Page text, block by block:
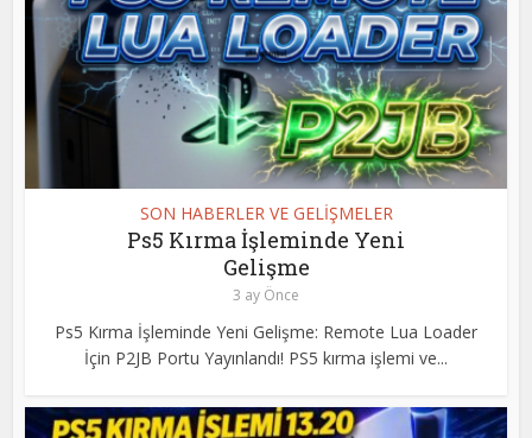
SON HABERLER VE GELİŞMELER
Ps5 Kırma İşleminde Yeni
Gelişme
3 ay Önce
Ps5 Kırma İşleminde Yeni Gelişme: Remote Lua Loader
İçin P2JB Portu Yayınlandı! PS5 kırma işlemi ve...